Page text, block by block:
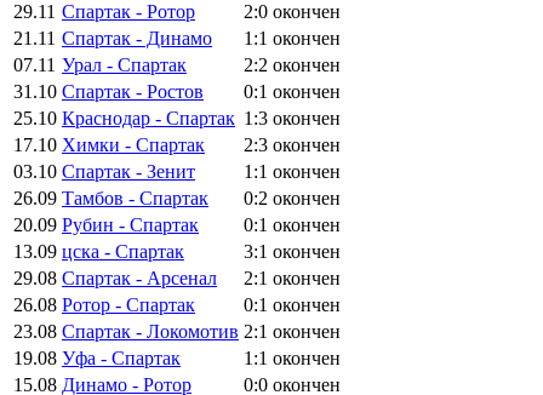
29.11 Спартак - Ротор 2:0 окончен
21.11 Спартак - Динамо 1:1 окончен
07.11 Урал - Спартак 2:2 окончен
31.10 Спартак - Ростов 0:1 окончен
25.10 Краснодар - Спартак 1:3 окончен
17.10 Химки - Спартак 2:3 окончен
03.10 Спартак - Зенит 1:1 окончен
26.09 Тамбов - Спартак 0:2 окончен
20.09 Рубин - Спартак 0:1 окончен
13.09 цска - Спартак 3:1 окончен
29.08 Спартак - Арсенал 2:1 окончен
26.08 Ротор - Спартак 0:1 окончен
23.08 Спартак - Локомотив 2:1 окончен
19.08 Уфа - Спартак 1:1 окончен
15.08 Динамо - Ротор 0:0 окончен